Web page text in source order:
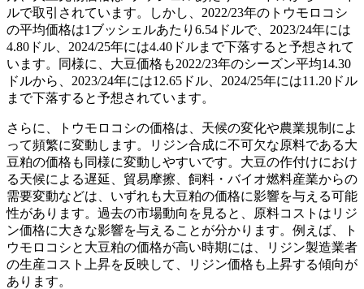
ルで取引されています。しかし、2022/23年のトウモロコシ
の平均価格は1ブッシェルあたり6.54ドルで、2023/24年には
4.80ドル、2024/25年には4.40ドルまで下落すると予想されて
います。同様に、大豆価格も2022/23年のシーズン平均14.30
ドルから、2023/24年には12.65ドル、2024/25年には11.20ドル
まで下落すると予想されています。
さらに、トウモロコシの価格は、天候の変化や農業規制によ
って頻繁に変動します。リジン合成に不可欠な原料である大
豆粕の価格も同様に変動しやすいです。大豆の作付けにおけ
る天候による遅延、貿易摩擦、飼料・バイオ燃料産業からの
需要変動などは、いずれも大豆粕の価格に影響を与える可能
性があります。過去の市場動向を見ると、原料コストはリジ
ン価格に大きな影響を与えることが分かります。例えば、ト
ウモロコシと大豆粕の価格が高い時期には、リジン製造業者
の生産コスト上昇を反映して、リジン価格も上昇する傾向が
あります。